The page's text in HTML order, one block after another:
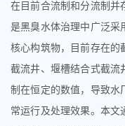
在目前合流制和分流制并
是黑臭水体治理中广泛采
核心构筑物，目前存在的
截流井、堰槽结合式截流
制在恒定的数值，导致水
常运行及处理效果。本文